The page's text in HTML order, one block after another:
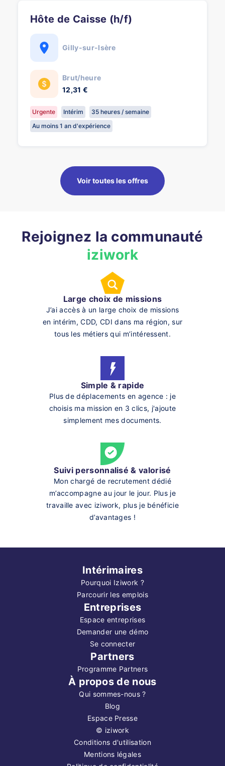
Hôte de Caisse (h/f)
Gilly-sur-Isère
Brut/heure
12,31 €
Urgente Intérim
35 heures / semaine
Au moins 1 an d'expérience
Voir toutes les offres
Rejoignez la communauté
iziwork
Large choix de missions
J’ai accès à un large choix de missions
en intérim, CDD, CDI dans ma région, sur
tous les métiers qui m’intéressent.
Simple & rapide
Plus de déplacements en agence : je
choisis ma mission en 3 clics, j'ajoute
simplement mes documents.
Suivi personnalisé & valorisé
Mon chargé de recrutement dédié
m’accompagne au jour le jour. Plus je
travaille avec iziwork, plus je bénéficie
d’avantages !
Intérimaires
Pourquoi Iziwork ?
Parcourir les emplois
Entreprises
Espace entreprises
Demander une démo
Se connecter
Partners
Programme Partners
À propos de nous
Qui sommes-nous ?
Blog
Espace Presse
© iziwork
Conditions d'utilisation
Mentions légales